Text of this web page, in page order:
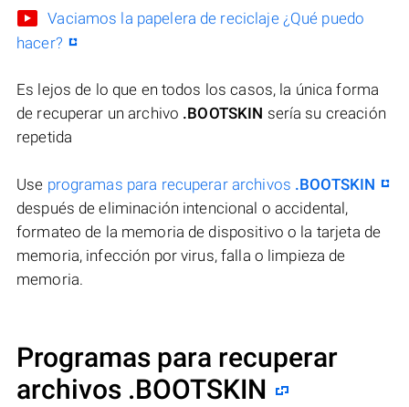
Vaciamos la papelera de reciclaje ¿Qué puedo
hacer?
Es lejos de lo que en todos los casos, la única forma
de recuperar un archivo .BOOTSKIN sería su creación
repetida
Use programas para recuperar archivos .BOOTSKIN
después de eliminación intencional o accidental,
formateo de la memoria de dispositivo o la tarjeta de
memoria, infección por virus, falla o limpieza de
memoria.
Programas para recuperar
archivos .BOOTSKIN